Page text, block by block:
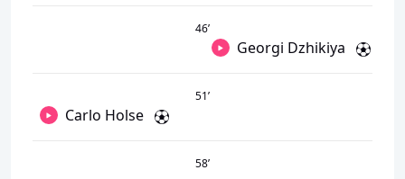
46’
Georgi Dzhikiya
51’
Carlo Holse
58’